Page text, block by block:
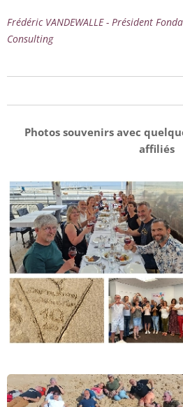
Mardi 2
Frédéric VANDEWALLE - Président
Consulting
Photos souvenirs avec
affiliés